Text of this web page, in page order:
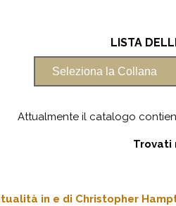
LISTA
Attualmente il catalogo
Trovati
in e di Christopher